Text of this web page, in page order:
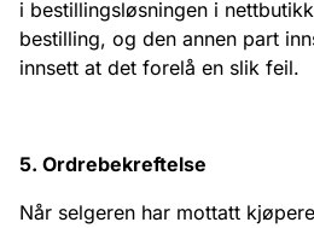
i bestillingsløsningen i
bestilling, og den annen part
innsett at det forelå en slik feil.
5. Ordrebekreftelse
Når selgeren har mottatt